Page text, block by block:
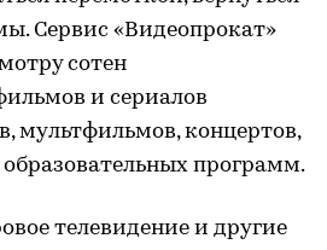
Сервис «Видеопрокат»
сотен
и сериалов
мультфильмов, концертов,
программ.
телевидение и другие